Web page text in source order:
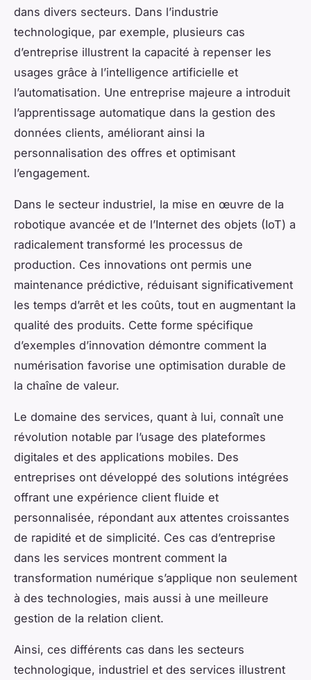
dans divers secteurs. Dans l’industrie
technologique, par exemple, plusieurs cas
d’entreprise illustrent la capacité à repenser les
usages grâce à l’intelligence artificielle et
l’automatisation. Une entreprise majeure a introduit
l’apprentissage automatique dans la gestion des
données clients, améliorant ainsi la
personnalisation des offres et optimisant
l’engagement.
Dans le secteur industriel, la mise en œuvre de la
robotique avancée et de l’Internet des objets (IoT) a
radicalement transformé les processus de
production. Ces innovations ont permis une
maintenance prédictive, réduisant significativement
les temps d’arrêt et les coûts, tout en augmentant la
qualité des produits. Cette forme spécifique
d’exemples d’innovation démontre comment la
numérisation favorise une optimisation durable de
la chaîne de valeur.
Le domaine des services, quant à lui, connaît une
révolution notable par l’usage des plateformes
digitales et des applications mobiles. Des
entreprises ont développé des solutions intégrées
offrant une expérience client fluide et
personnalisée, répondant aux attentes croissantes
de rapidité et de simplicité. Ces cas d’entreprise
dans les services montrent comment la
transformation numérique s’applique non seulement
à des technologies, mais aussi à une meilleure
gestion de la relation client.
Ainsi, ces différents cas dans les secteurs
technologique, industriel et des services illustrent